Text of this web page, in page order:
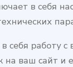
в себя
себя работу
на ваш сайт и